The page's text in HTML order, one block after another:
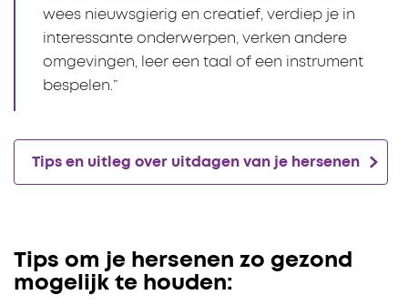
wees nieuwsgierig en creatief, verdiep je in
interessante onderwerpen, verken andere
omgevingen, leer een taal of een instrument
bespelen.”
Tips en uitleg over uitdagen van je hersenen
Tips om je hersenen zo gezond
mogelijk te houden: